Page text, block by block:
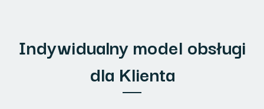
Indywidualny model obsługi
dla Klienta